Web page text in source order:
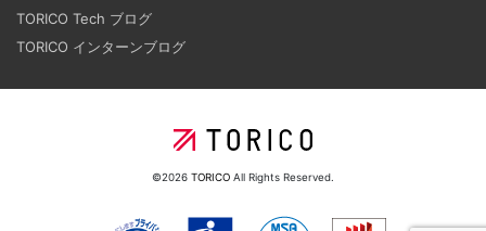
ホーリンラブブックスのリニューアルした時の話
ラブブックスがあります。
2024年のTORICOの社内勉強会の内容
TORICO Tech ブログ
TORICO インターンブログ
©2026 TORICO All Rights Reserved.